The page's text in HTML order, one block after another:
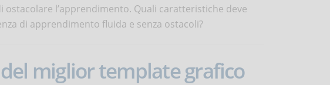
ostacolare l’apprendimento. Quali caratteristiche deve
di apprendimento fluida e senza ostacoli?
miglior template grafico